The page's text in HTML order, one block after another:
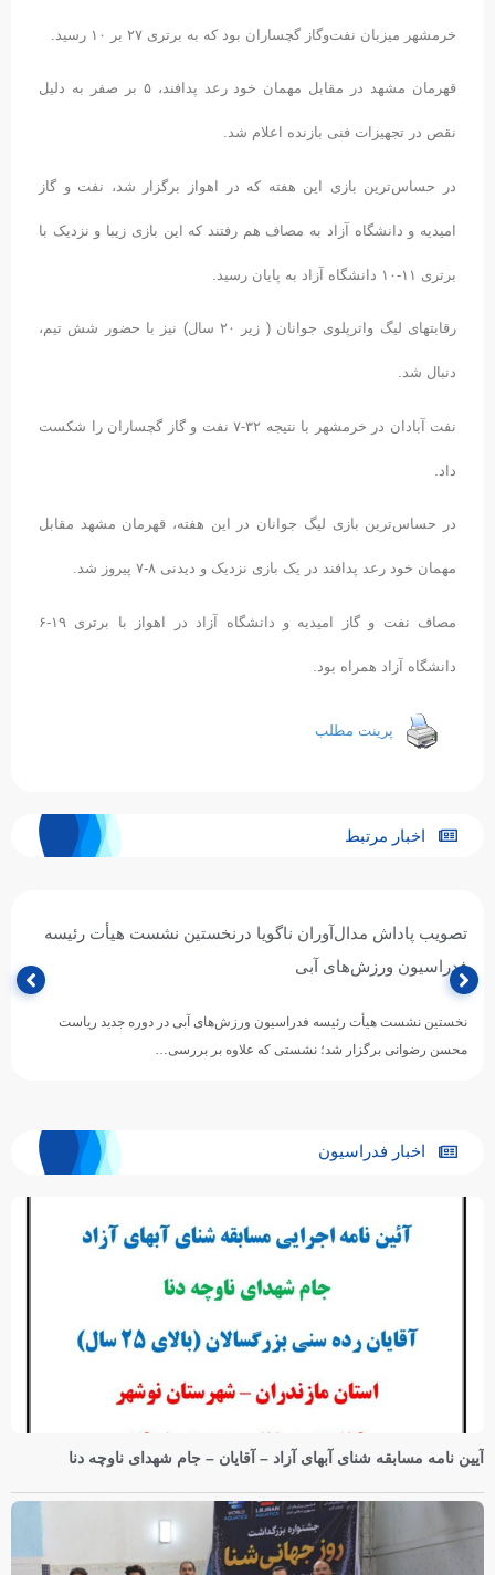
خرمشهر میزبان نفت‌و‌گاز گچساران بود که به برتری ۲۷ بر ۱۰ رسید.
قهرمان مشهد در مقابل مهمان خود رعد پدافند، ۵ بر صفر به دلیل
نقص در تجهیزات فنی بازنده اعلام شد.
در حساس‌ترین بازی این هفته که در اهواز برگزار شد، نفت و گاز
امیدیه و دانشگاه آزاد به مصاف هم رفتند که این بازی زیبا و نزدیک با
برتری ۱۱-۱۰ دانشگاه آزاد به پایان رسید.
رقابتهای لیگ واترپلوی جوانان ( زیر ۲۰ سال) نیز با حضور شش تیم،
دنبال شد.
نفت آبادان در خرمشهر با نتیجه ۳۲-۷ نفت و گاز گچساران را شکست
داد.
در حساس‌ترین بازی لیگ جوانان در این هفته، قهرمان مشهد مقابل
مهمان خود رعد پدافند در یک بازی نزدیک و دیدنی ۸-۷ پیروز شد.
مصاف نفت و گاز امیدیه و دانشگاه آزاد در اهواز با برتری ۱۹-۶
دانشگاه آزاد همراه بود.
پرینت مطلب
اخبار مرتبط
تصویب پاداش مدال‌آوران ناگویا درنخستین نشست هیأت رئیسه
فدراسیون ورزش‌های آبی
نخستین نشست هیأت رئیسه فدراسیون ورزش‌های آبی در دوره جدید ریاست
محسن رضوانی برگزار شد؛ نشستی که علاوه بر بررسی…
اخبار فدراسیون
آیین نامه مسابقه شنای آبهای آزاد – آقایان – جام شهدای ناوچه دنا